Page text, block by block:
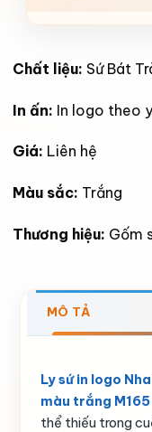
Chất liệu: Sứ Bát
In ấn: In logo theo
Giá: Liên hệ
Màu sắc: Trắng
Thương hiệu: Gốm
MÔ TẢ
Ly sứ in logo
màu trắng M165
thể thiếu trong